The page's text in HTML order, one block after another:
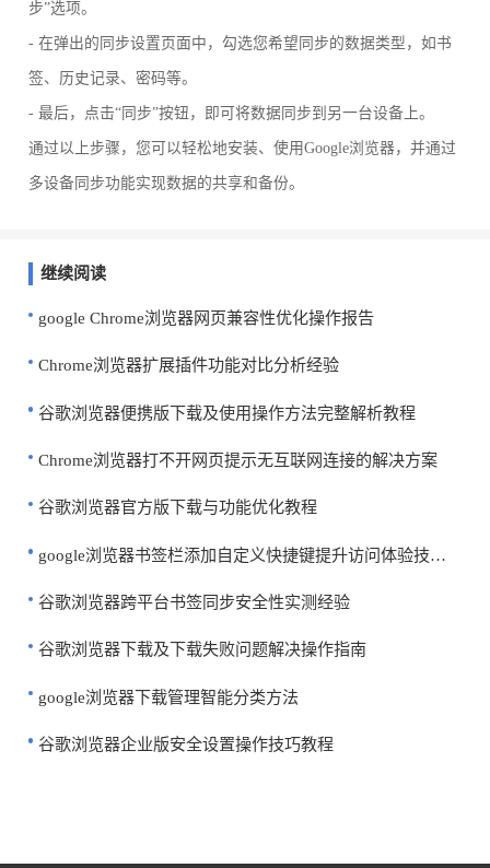
步”选项。
- 在弹出的同步设置页面中，勾选您希望同步的数据类型，如书
签、历史记录、密码等。
- 最后，点击“同步”按钮，即可将数据同步到另一台设备上。
通过以上步骤，您可以轻松地安装、使用Google浏览器，并通过
多设备同步功能实现数据的共享和备份。
继续阅读
google Chrome浏览器网页兼容性优化操作报告
Chrome浏览器扩展插件功能对比分析经验
谷歌浏览器便携版下载及使用操作方法完整解析教程
Chrome浏览器打不开网页提示无互联网连接的解决方案
谷歌浏览器官方版下载与功能优化教程
google浏览器书签栏添加自定义快捷键提升访问体验技巧分享
谷歌浏览器跨平台书签同步安全性实测经验
谷歌浏览器下载及下载失败问题解决操作指南
google浏览器下载管理智能分类方法
谷歌浏览器企业版安全设置操作技巧教程